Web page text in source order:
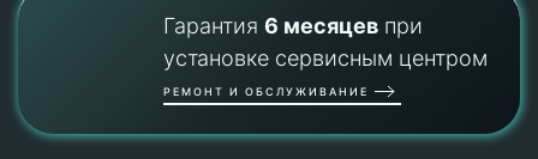
Гарантия 6 месяцевпри
установке сервисным центром
РЕМОНТ И ОБСЛУЖИВАНИЕ